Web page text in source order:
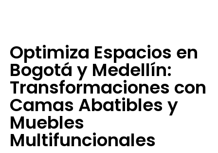
Optimiza Espacios en
Bogotá y Medellín:
Transformaciones con
Camas Abatibles y
Muebles
Multifuncionales